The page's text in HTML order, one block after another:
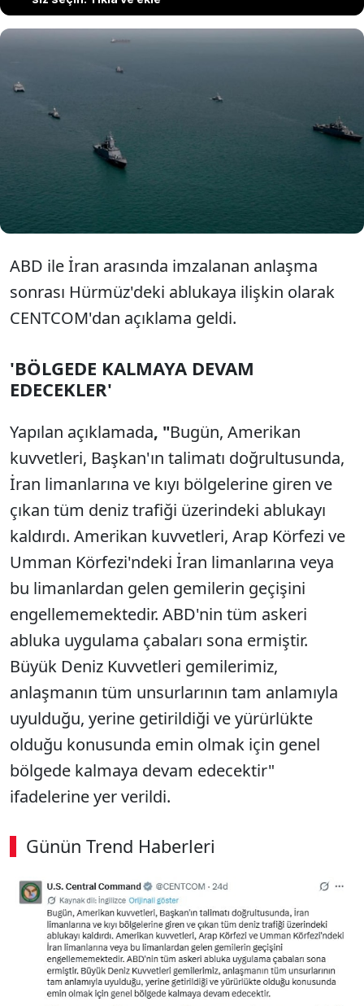
CENTCOM tarafından yapılan açıklamada,
"Trump'ın talimatı doğrultusunda İran
limanlarına ve kıyı bölgelerine giriş ve çıkış
yapan tüm deniz trafiğine uygulanan abluka
kaldırıldı" ifadelerine yer verildi.
ABD ile İran arasında imzalanan anlaşma
sonrası Hürmüz'deki ablukaya ilişkin olarak
CENTCOM'dan açıklama geldi.
'BÖLGEDE KALMAYA DEVAM
EDECEKLER'
Yapılan açıklamada, "Bugün, Amerikan
kuvvetleri, Başkan'ın talimatı doğrultusunda,
İran limanlarına ve kıyı bölgelerine giren ve
çıkan tüm deniz trafiği üzerindeki ablukayı
kaldırdı. Amerikan kuvvetleri, Arap Körfezi ve
Umman Körfezi'ndeki İran limanlarına veya
bu limanlardan gelen gemilerin geçişini
engellememektedir. ABD'nin tüm askeri
abluka uygulama çabaları sona ermiştir.
Büyük Deniz Kuvvetleri gemilerimiz,
anlaşmanın tüm unsurlarının tam anlamıyla
uyulduğu, yerine getirildiği ve yürürlükte
olduğu konusunda emin olmak için genel
bölgede kalmaya devam edecektir"
ifadelerine yer verildi.
Günün Trend Haberleri
SÖZCÜ SON DAKİKA